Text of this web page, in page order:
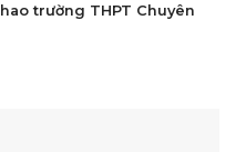
trường THPT Chuyên